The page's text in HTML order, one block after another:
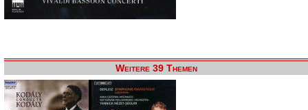
Weitere 39 Themen